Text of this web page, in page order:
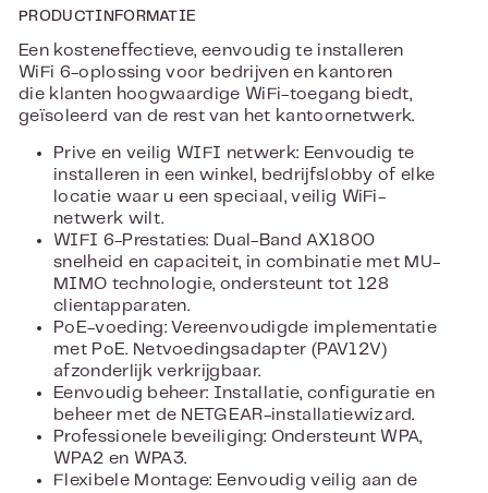
PRODUCTINFORMATIE
Een kosteneffectieve, eenvoudig te installeren
WiFi 6-oplossing voor bedrijven en kantoren
die klanten hoogwaardige WiFi-toegang biedt,
geïsoleerd van de rest van het kantoornetwerk.
Prive en veilig WIFI netwerk: Eenvoudig te
installeren in een winkel, bedrijfslobby of elke
locatie waar u een speciaal, veilig WiFi-
netwerk wilt.
WIFI 6-Prestaties: Dual-Band AX1800
snelheid en capaciteit, in combinatie met MU-
MIMO technologie, ondersteunt tot 128
clientapparaten.
PoE-voeding: Vereenvoudigde implementatie
met PoE. Netvoedingsadapter (PAV12V)
afzonderlijk verkrijgbaar.
Eenvoudig beheer: Installatie, configuratie en
beheer met de NETGEAR-installatiewizard.
Professionele beveiliging: Ondersteunt WPA,
WPA2 en WPA3.
Flexibele Montage: Eenvoudig veilig aan de